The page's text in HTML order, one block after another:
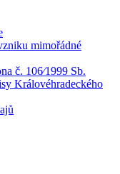
mimořádné
č. 106⁄1999 Sb.
Královéhradeckého